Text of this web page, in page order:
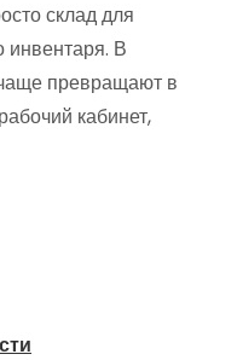
склад для
инвентаря. В
превращают в
кабинет,